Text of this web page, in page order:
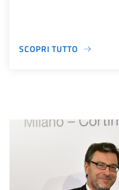
SCOPRI TUTTO